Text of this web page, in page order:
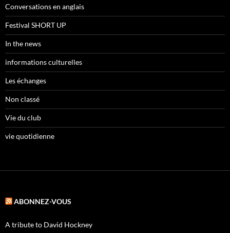
Conversations en anglais
Festival SHORT UP
In the news
informations culturelles
Les échanges
Non classé
Vie du club
vie quotidienne
ABONNEZ-VOUS
A tribute to David Hockney